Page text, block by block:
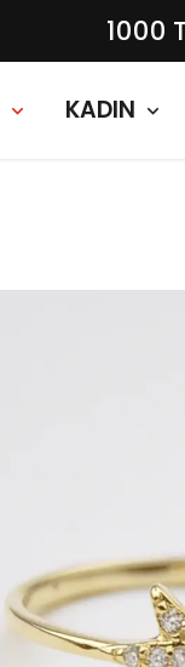
1000
KADIN